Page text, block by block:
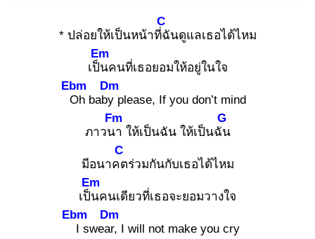
* ปล่อยให้เป็นหน้าที่ฉั
C
นดูแลเธอได้ไหม
เป็น
Em
คนที่เธอยอมให้อยู่ในใจ
O
Ebm
h baby
Dm
please, If you don’t mind
ภาวนา
Fm
ให้เป็นฉัน ให้เป็นฉัน
G
มีอนาคต
C
ร่วมกันกับเธอได้ไหม
เป็น
Em
คนเดียวที่เธอจะยอมวางใจ
I
Ebm
swear,
Dm
I will not make you cry